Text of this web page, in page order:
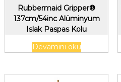
Rubbermaid Gripper®
137cm/54inc Alüminyum
Islak Paspas Kolu
Devamını oku